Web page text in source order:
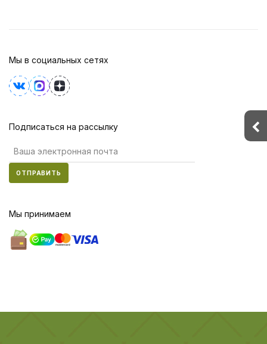
Мы в социальных сетях
Подписаться на рассылку
ОТПРАВИТЬ
Мы принимаем